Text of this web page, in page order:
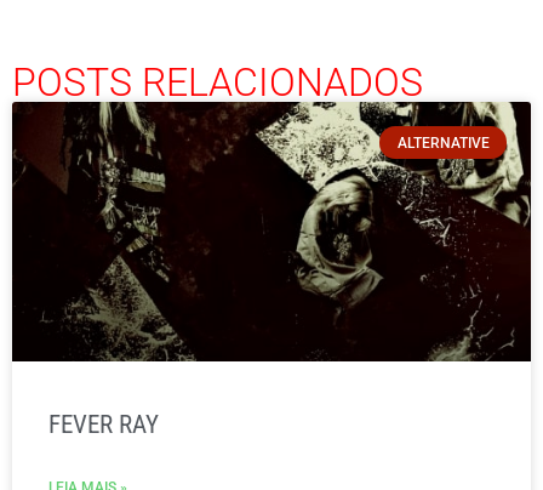
POSTS RELACIONADOS
ALTERNATIVE
FEVER RAY